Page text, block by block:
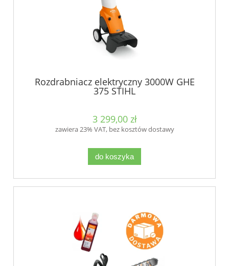
Rozdrabniacz elektryczny 3000W GHE
375 STIHL
3 299,00 zł
zawiera 23% VAT, bez kosztów dostawy
do koszyka